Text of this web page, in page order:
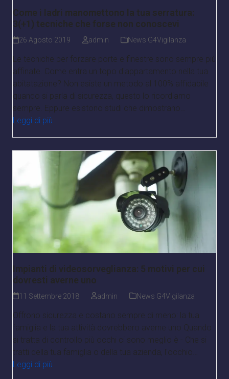
Come i ladri manomettono la tua serratura:
3(+1) tecniche che forse non conoscevi
26 Agosto 2019 admin News G4Vigilanza
Le tecniche per forzare porte e finestre sono sempre più
affinate. Come entra un topo d'appartamento nella tua
abitatazione? Non esiste un metodo al 100% affidabile
quando si parla di sicurezza, questo lo ricordiamo
sempre. Eppure esistono studi che dimostrano…
Leggi di più
Impianti di videosorveglianza: 5 motivi per cui
dovresti averne uno
11 Settembre 2018 admin News G4Vigilanza
Offrono sicurezza e costano sempre di meno: la tua
famiglia e la tua attività dovrebbero averne uno Quando
si tratta di controllo più occhi ci sono meglio è - Che si
tratti della tua famiglia o della tua azienda, l'occhio…
Leggi di più